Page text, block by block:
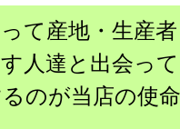
て産地・生産
人達と出会っ
のが当店の使